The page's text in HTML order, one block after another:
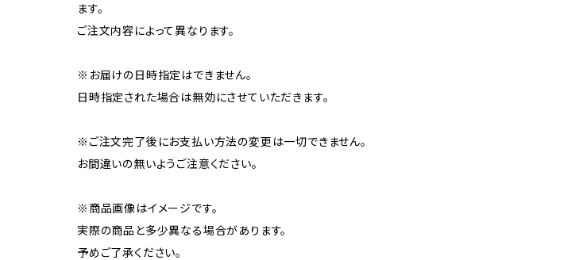
ます。
ご注文内容によって異なります。
※お届けの日時指定はできません。
日時指定された場合は無効にさせていただきます。
※ご注文完了後にお支払い方法の変更は一切できません。
お間違いの無いようご注意ください。
※商品画像はイメージです。
実際の商品と多少異なる場合があります。
予めご了承ください。